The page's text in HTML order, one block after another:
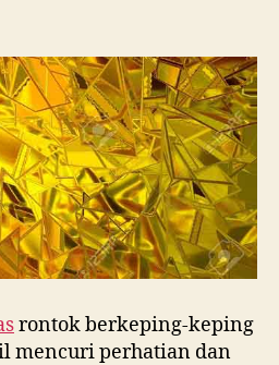
Keping,
Cuan
Melayang!
rontok berkeping-keping
mencuri perhatian dan